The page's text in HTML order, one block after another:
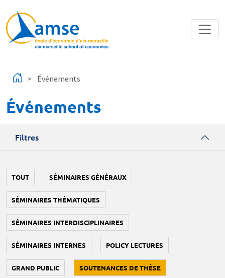
Événements
Événements
Filtres
TOUT SÉMINAIRES GÉNÉRAUX
SÉMINAIRES THÉMATIQUES
SÉMINAIRES INTERDISCIPLINAIRES
SÉMINAIRES INTERNES POLICY LECTURES
GRAND PUBLIC SOUTENANCES DE THÈSE